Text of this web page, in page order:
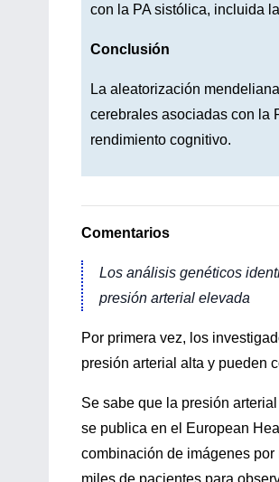
con la PA sistólica, incluida
Conclusión
La aleatorización
cerebrales asociadas con la
rendimiento cognitivo.
Comentarios
Los análisis genéticos
presión arterial elevada
Por primera vez, los
presión arterial alta y pueden
Se sabe que la presión
se publica en el European
combinación de imágenes
miles de pacientes para